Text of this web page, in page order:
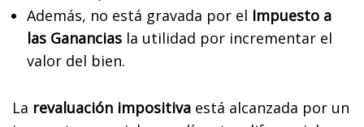
Además, no está gravada por el Impuesto a
las Ganancias la utilidad por incrementar el
valor del bien.
La revaluación impositiva está alcanzada por un